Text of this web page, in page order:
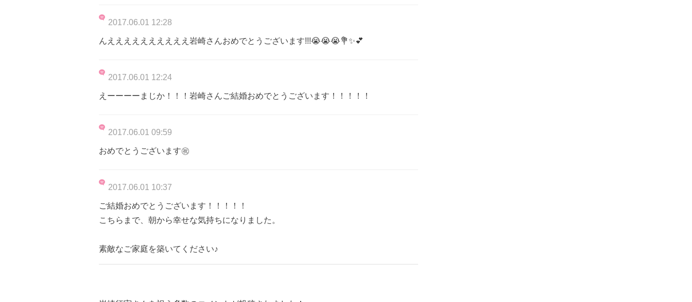
2017.06.01 12:28
んええええええええええ岩崎さんおめでとうございます!!!😭😭😭💐✨💕
2017.06.01 12:24
えーーーーまじか！！！岩崎さんご結婚おめでとうございます！！！！！
2017.06.01 09:59
おめでとうございます㊗️
2017.06.01 10:37
ご結婚おめでとうございます！！！！！
こちらまで、朝から幸せな気持ちになりました。
素敵なご家庭を築いてください♪